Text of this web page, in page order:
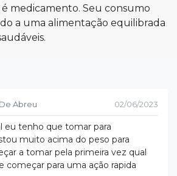
medicamento. Seu consumo
a uma alimentação equilibrada
Abreu 02/06/2023
eu tenho que tomar para
muito acima do peso para
a tomar pela primeira vez qual
começar para uma ação rapida